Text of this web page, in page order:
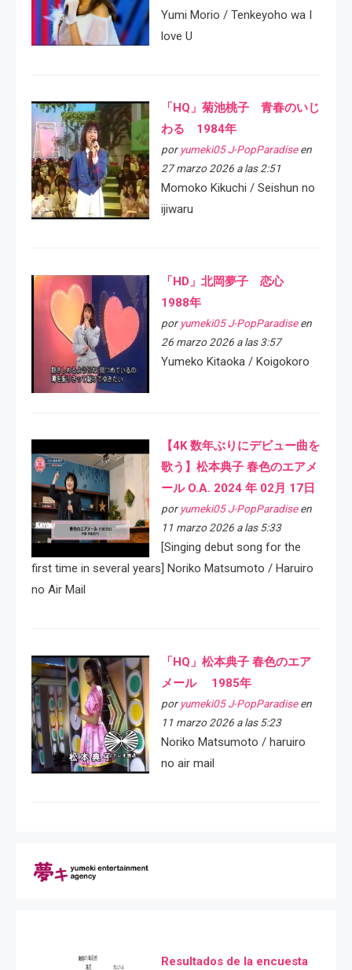
Yumi Morio / Tenkeyoho wa I
love U
「HQ」菊池桃子 青春のいじ
わる 1984年
por yumeki05 J-PopParadiseen
27 marzo 2026 a las 2:51
Momoko Kikuchi / Seishun no
ijiwaru
「HD」北岡夢子 恋心
1988年
por yumeki05 J-PopParadiseen
26 marzo 2026 a las 3:57
Yumeko Kitaoka / Koigokoro
【4K 数年ぶりにデビュー曲を
歌う】松本典子 春色のエアメ
ール O.A. 2024 年 02月 17日
por yumeki05 J-PopParadiseen
11 marzo 2026 a las 5:33
[Singing debut song for the
first time in several years] Noriko Matsumoto / Haruiro
no Air Mail
「HQ」松本典子 春色のエア
メール 1985年
por yumeki05 J-PopParadiseen
11 marzo 2026 a las 5:23
Noriko Matsumoto / haruiro
no air mail
Resultados de la encuesta